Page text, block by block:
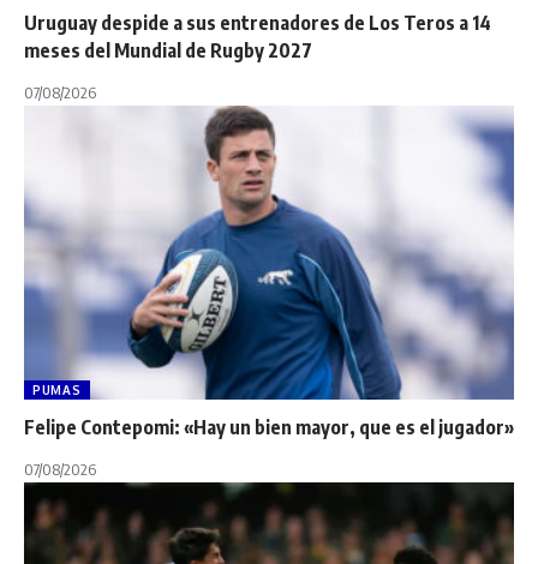
Uruguay despide a sus entrenadores de Los Teros a 14
meses del Mundial de Rugby 2027
07/08/2026
PUMAS
Felipe Contepomi: «Hay un bien mayor, que es el jugador»
07/08/2026